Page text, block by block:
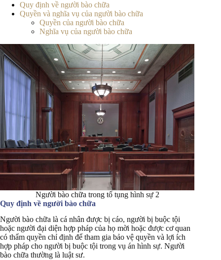
Quy định về người bào chữa
Quyền và nghĩa vụ của người bào chữa
Quyền của người bào chữa
Nghĩa vụ của người bào chữa
Người bào chữa trong tố tụng hình sự 2
Quy định về người bào chữa
Người bào chữa là cá nhân được bị cáo, người bị buộc tội
hoặc người đại diện hợp pháp của họ mời hoặc được cơ quan
có thẩm quyền chỉ định để tham gia bảo vệ quyền và lợi ích
hợp pháp cho người bị buộc tội trong vụ án hình sự. Người
bào chữa thường là luật sư.